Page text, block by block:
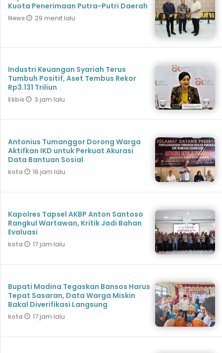
Kuota Penerimaan Putra-Putri Daerah
News 29 menit lalu
Industri Keuangan Syariah Terus
Tumbuh Positif, Aset Tembus Rekor
Rp3.131 Triliun
Ekbis 3 jam lalu
Antonius Tumanggor Dorong Warga
Aktifkan IKD untuk Perkuat Akurasi
Data Bantuan Sosial
kota 16 jam lalu
Kapolres Tapsel AKBP Anton Santoso
Rangkul Wartawan, Kritik Jadi Bahan
Evaluasi
kota 17 jam lalu
Bupati Madina Tegaskan Bansos Harus
Tepat Sasaran, Data Warga Miskin
Bakal Diverifikasi Langsung
kota 17 jam lalu